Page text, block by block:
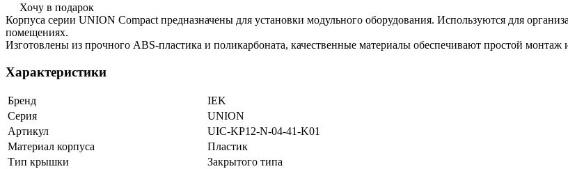
Хочу в подарок
Корпуса серии UNION Compact предназначены для установки модульного оборудования. Используются для
помещениях.
Изготовлены из прочного ABS-пластика и поликарбоната, качественные материалы обеспечивают простой
Характеристики
Бренд
IEK
Серия
UNION
Артикул
UIC-KP12-N-04-41-K01
Материал корпуса
Пластик
Тип крышки
Закрытого типа